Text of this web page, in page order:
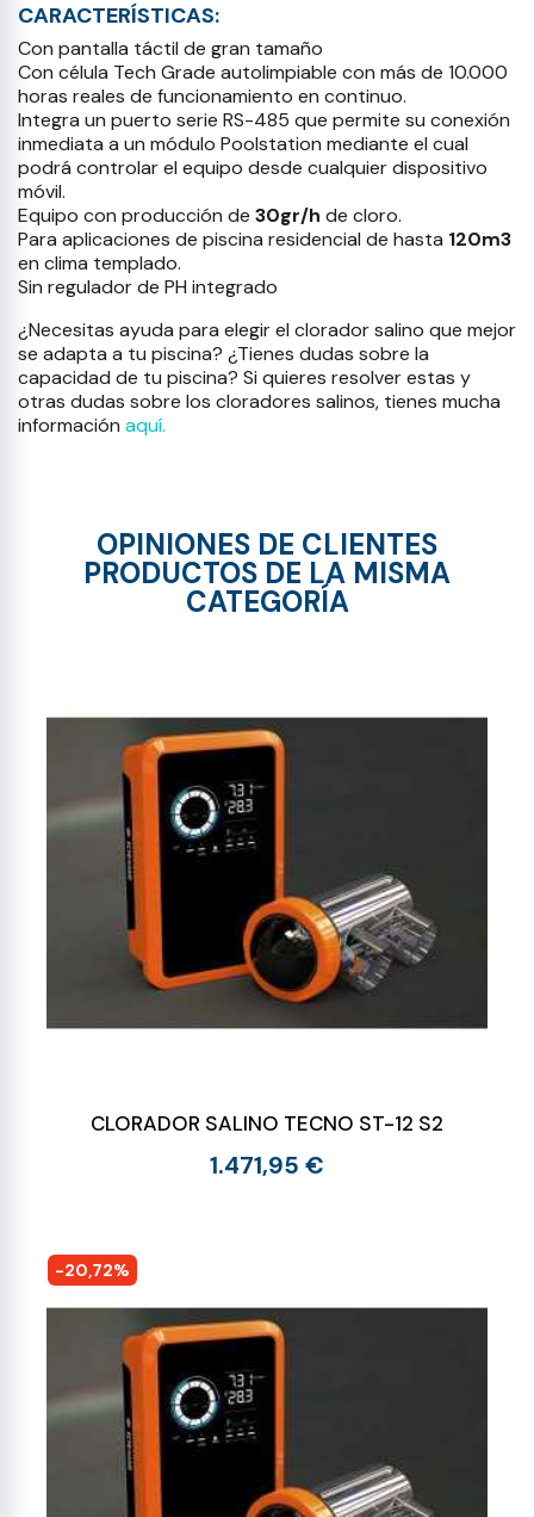
CARACTERÍSTICAS:
Con pantalla táctil de gran tamaño
Con célula Tech Grade autolimpiable con más de 10.000
horas reales de funcionamiento en continuo.
Integra un puerto serie RS-485 que permite su conexión
inmediata a un módulo Poolstation mediante el cual
podrá controlar el equipo desde cualquier dispositivo
móvil.
Equipo con producción de 30gr/h de cloro.
Para aplicaciones de piscina residencial de hasta 120m3
en clima templado.
Sin regulador de PH integrado
¿Necesitas ayuda para elegir el clorador salino que mejor
se adapta a tu piscina? ¿Tienes dudas sobre la
capacidad de tu piscina? Si quieres resolver estas y
otras dudas sobre los cloradores salinos, tienes mucha
información aquí.
OPINIONES DE CLIENTES
PRODUCTOS DE LA MISMA
CATEGORÍA
CLORADOR SALINO TECNO ST-12 S2
1.471,95 €
-20,72%